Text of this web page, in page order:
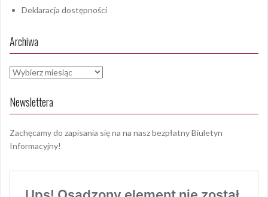
Deklaracja dostępności
Archiwa
Archiwa
Newslettera
Zachęcamy do zapisania się na na nasz bezpłatny Biuletyn
Informacyjny!